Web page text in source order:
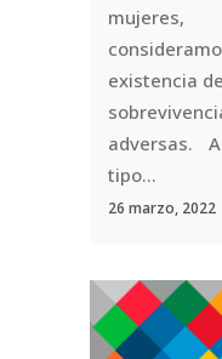
existencia
adversas.
tipo...
26 marzo, 2022